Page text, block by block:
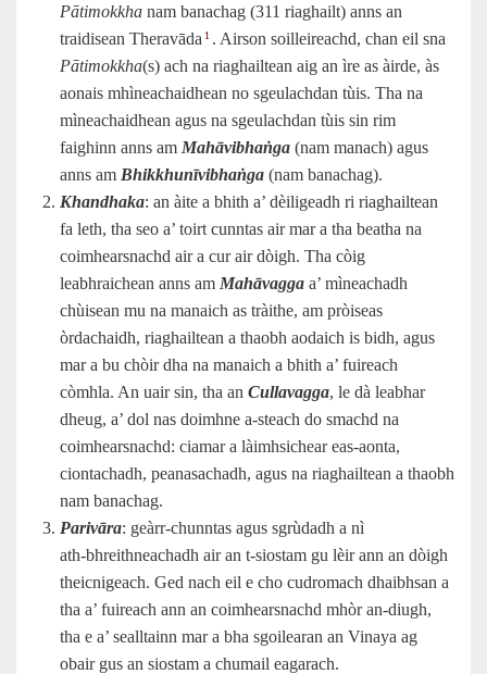
Pātimokkha nam banachag (311 riaghailt) anns an
traidisean Theravāda 1 . Airson soilleireachd, chan eil sna
Pātimokkha(s) ach na riaghailtean aig an ìre as àirde, às
aonais mhìneachaidhean no sgeulachdan tùis. Tha na
mìneachaidhean agus na sgeulachdan tùis sin rim
faighinn anns am Mahāvibhaṅga (nam manach) agus
anns am Bhikkhunīvibhaṅga (nam banachag).
Khandhaka: an àite a bhith a’ dèiligeadh ri riaghailtean
fa leth, tha seo a’ toirt cunntas air mar a tha beatha na
coimhearsnachd air a cur air dòigh. Tha còig
leabhraichean anns am Mahāvagga a’ mìneachadh
chùisean mu na manaich as tràithe, am pròiseas
òrdachaidh, riaghailtean a thaobh aodaich is bidh, agus
mar a bu chòir dha na manaich a bhith a’ fuireach
còmhla. An uair sin, tha an Cullavagga, le dà leabhar
dheug, a’ dol nas doimhne a‑steach do smachd na
coimhearsnachd: ciamar a làimhsichear eas-aonta,
ciontachadh, peanasachadh, agus na riaghailtean a thaobh
nam banachag.
Parivāra: geàrr‑chunntas agus sgrùdadh a nì
ath‑bhreithneachadh air an t‑siostam gu lèir ann an dòigh
theicnigeach. Ged nach eil e cho cudromach dhaibhsan a
tha a’ fuireach ann an coimhearsnachd mhòr an‑diugh,
tha e a’ sealltainn mar a bha sgoilearan an Vinaya ag
obair gus an siostam a chumail eagarach.